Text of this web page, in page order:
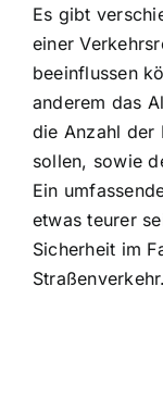
Es gibt
einer
beeinflussen
anderem das
die Anzahl der
sollen, sowie
Ein
etwas teurer
Sicherheit im
Straßenverkehr.